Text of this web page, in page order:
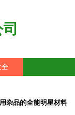
杂品的全能明星材料